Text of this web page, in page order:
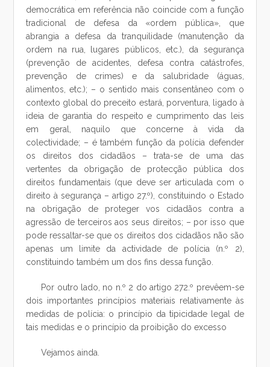
democrática em referência não coincide com a função
tradicional de defesa da «ordem pública», que
abrangia a defesa da tranquilidade (manutenção da
ordem na rua, lugares públicos, etc.), da segurança
(prevenção de acidentes, defesa contra catástrofes,
prevenção de crimes) e da salubridade (águas,
alimentos, etc.); – o sentido mais consentâneo com o
contexto global do preceito estará, porventura, ligado à
ideia de garantia do respeito e cumprimento das leis
em geral, naquilo que concerne à vida da
colectividade; – é também função da polícia defender
os direitos dos cidadãos – trata-se de uma das
vertentes da obrigação de protecção pública dos
direitos fundamentais (que deve ser articulada com o
direito à segurança – artigo 27.º), constituindo o Estado
na obrigação de proteger vos cidadãos contra a
agressão de terceiros aos seus direitos; – por isso que
pode ressaltar-se que os direitos dos cidadãos não são
apenas um limite da actividade de polícia (n.º 2),
constituindo também um dos fins dessa função.
Por outro lado, no n.º 2 do artigo 272.º prevêem-se
dois importantes princípios materiais relativamente às
medidas de polícia: o princípio da tipicidade legal de
tais medidas e o princípio da proibição do excesso
Vejamos ainda.